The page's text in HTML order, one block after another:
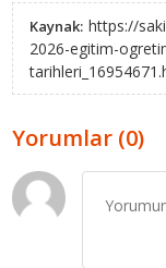
Kaynak: https://
2026-egitim-
Yorumlar (0)